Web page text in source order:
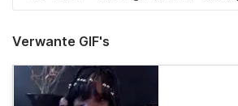
Verwante GIF's